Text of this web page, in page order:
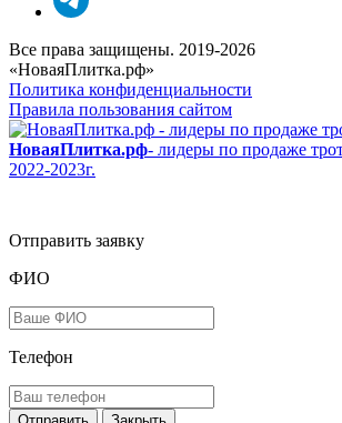
Все права защищены. 2019-2026
«НоваяПлитка.рф»
Политика конфиденциальности
Правила пользования сайтом
НоваяПлитка.рф- лидеры по продаже
2022-2023г.
Отправить заявку
ФИО
Телефон